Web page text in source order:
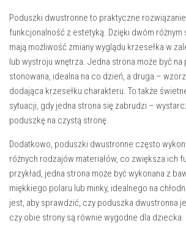
Poduszki dwustronne to praktyczne
funkcjonalność z estetyką. Dzięki dwóm
mają możliwość zmiany wyglądu krzesełka w
lub wystroju wnętrza. Jedna strona może być na
stonowana, idealna na co dzień, a druga –
dodająca krzesełku charakteru. To także
sytuacji, gdy jedna strona się zabrudzi –
poduszkę na czystą stronę.
Dodatkowo, poduszki dwustronne często
różnych rodzajów materiałów, co zwiększa ich
przykład, jedna strona może być wykonana z
miękkiego polaru lub minky, idealnego na
jest, aby sprawdzić, czy poduszka dwustronna
czy obie strony są równie wygodne dla dziecka.